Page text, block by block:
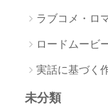
ラブコメ・ロ
ロードムービ
実話に基づく
未分類